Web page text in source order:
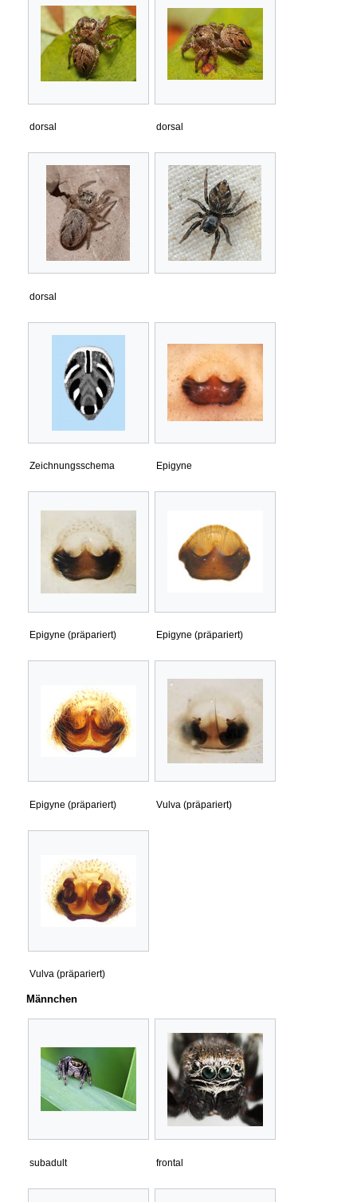
dorsal dorsal
dorsal
Zeichnungsschema Epigyne
Epigyne (präpariert) Epigyne (präpariert)
Epigyne (präpariert) Vulva (präpariert)
Vulva (präpariert)
Männchen
subadult frontal